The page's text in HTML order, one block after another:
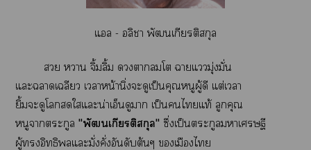
แล - อลิา พัฒนเกียรติสกุล
 า จิ้มลิ้ม าโ าแมุ่งมั่น
แะาเฉลียว เาหน้านิ่งะดูเป็นคุณหนูผู้ดี แต่เา
ยิ้มะดูโใแะน่าเอ็นดูา เป็นไแท้ ลูกคุณ
หนูาตระกูล"พัฒนเกียรติสกุล" ซึ่งเป็นตระกูลาเศรษฐี
ผู้อิทธิแะมั่งคั่งอันดับต้นๆ เมืองไ